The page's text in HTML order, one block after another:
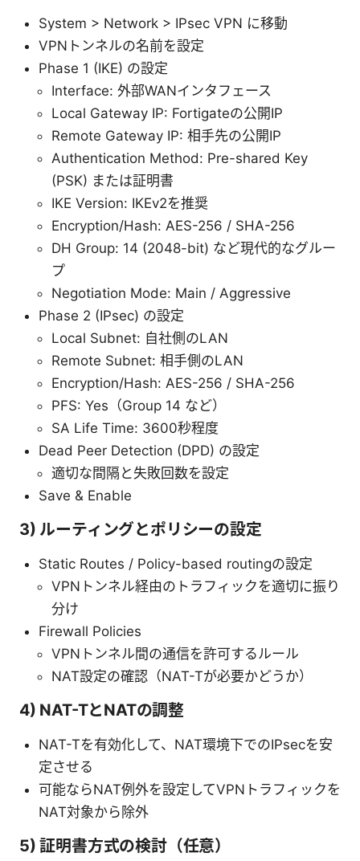
System > Network > IPsec VPN に移動
VPNトンネルの名前を設定
Phase 1 (IKE) の設定
Interface: 外部WANインタフェース
Local Gateway IP: Fortigateの公開IP
Remote Gateway IP: 相手先の公開IP
Authentication Method: Pre-shared Key
(PSK) または証明書
IKE Version: IKEv2を推奨
Encryption/Hash: AES-256 / SHA-256
DH Group: 14 (2048-bit) など現代的なグルー
プ
Negotiation Mode: Main / Aggressive
Phase 2 (IPsec) の設定
Local Subnet: 自社側のLAN
Remote Subnet: 相手側のLAN
Encryption/Hash: AES-256 / SHA-256
PFS: Yes（Group 14 など）
SA Life Time: 3600秒程度
Dead Peer Detection (DPD) の設定
適切な間隔と失敗回数を設定
Save & Enable
3) ルーティングとポリシーの設定
Static Routes / Policy-based routingの設定
VPNトンネル経由のトラフィックを適切に振り
分け
Firewall Policies
VPNトンネル間の通信を許可するルール
NAT設定の確認（NAT-Tが必要かどうか）
4) NAT-TとNATの調整
NAT-Tを有効化して、NAT環境下でのIPsecを安
定させる
可能ならNAT例外を設定してVPNトラフィックを
NAT対象から除外
5) 証明書方式の検討（任意）